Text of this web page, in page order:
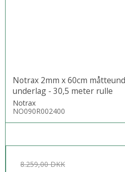
Notrax 2mm x 60cm
underlag - 30,5 meter rulle
Notrax
NO090R002400
8.259,00 DKK